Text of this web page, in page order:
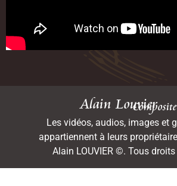
Alain Louvier
Les vidéos, audios, images et
appartiennent à leurs
Alain LOUVIER ©. Tous droits